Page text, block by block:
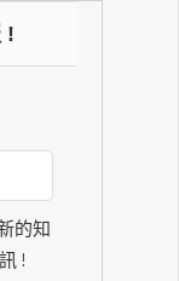
!
的知
!